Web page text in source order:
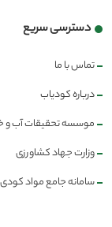
دسترسی سریع
تماس با ما
درباره کودیاب
موسسه تحقیقات آب و
وزارت جهاد کشاورزی
سامانه جامع مواد کودی